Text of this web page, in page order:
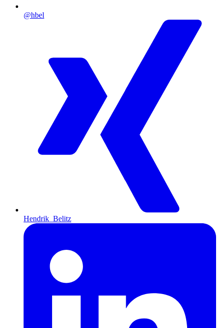
@hbel
Hendrik_Belitz